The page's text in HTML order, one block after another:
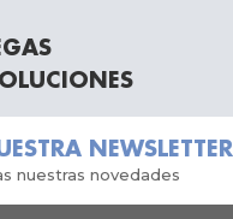
NEWSLETTER
nuestras novedades